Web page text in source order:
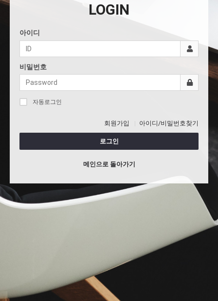
LOGIN
아이디
비밀번호
자동로그인
회원가입 아이디/비밀번호찾기
로그인
메인으로 돌아가기